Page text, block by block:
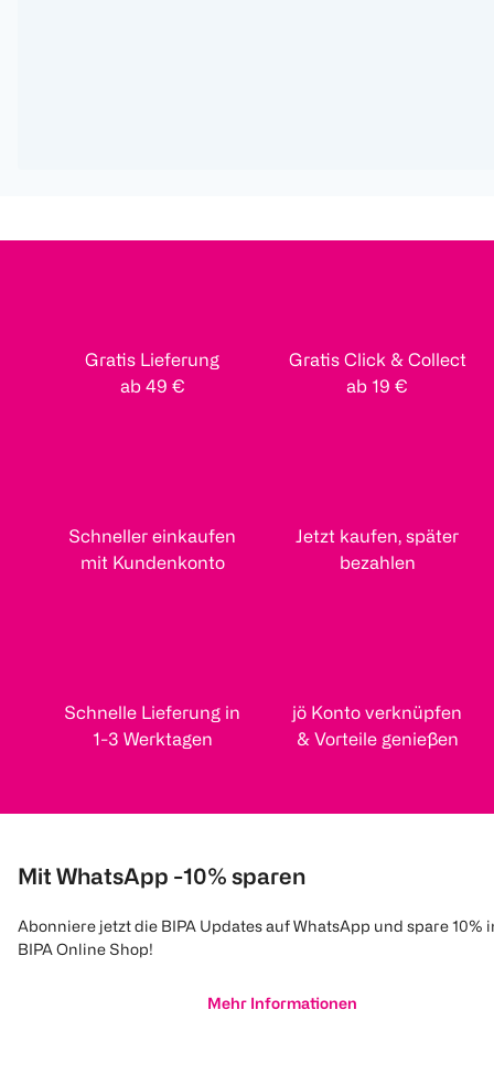
Gratis Lieferung
ab 49 €
Gratis Click & Collect
ab 19 €
Schneller einkaufen
mit Kundenkonto
Jetzt kaufen, später
bezahlen
Schnelle Lieferung in
1-3 Werktagen
jö Konto verknüpfen
& Vorteile genießen
Mit WhatsApp -10% sparen
Abonniere jetzt die BIPA Updates auf WhatsApp und spare 10%
BIPA Online Shop!
Mehr Informationen